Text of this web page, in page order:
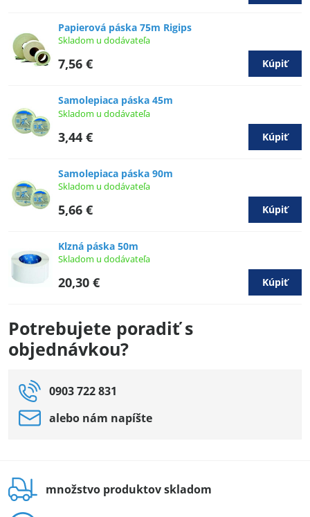
Papierová páska 75m Rigips
Skladom u dodávateľa
7,56 € Kúpiť
Samolepiaca páska 45m
Skladom u dodávateľa
3,44 € Kúpiť
Samolepiaca páska 90m
Skladom u dodávateľa
5,66 € Kúpiť
Klzná páska 50m
Skladom u dodávateľa
20,30 € Kúpiť
Potrebujete poradiť s
objednávkou?
0903 722 831
alebo nám napíšte
množstvo produktov skladom